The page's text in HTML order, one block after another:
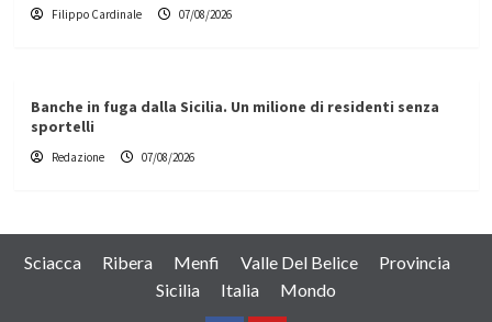
Filippo Cardinale 07/08/2026
Banche in fuga dalla Sicilia. Un milione di residenti senza
sportelli
Redazione 07/08/2026
Sciacca Ribera Menfi Valle Del Belice
Provincia
Sicilia
Italia Mondo